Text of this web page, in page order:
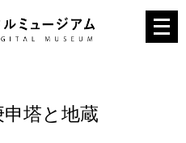
メ
ニ
塔と地蔵